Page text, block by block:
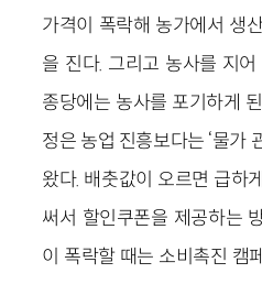
가격이 폭락해 농가에서 생
을 진다. 그리고 농사를 지
종당에는 농사를 포기하게
정은 농업 진흥보다는 ‘물가
왔다. 배춧값이 오르면 급하
써서 할인쿠폰을 제공하는
이 폭락할 때는 소비촉진 캠